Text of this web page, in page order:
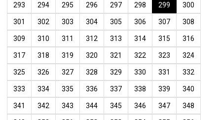
293 294 295 296 297 298 299 300
301 302 303 304 305 306 307 308
309 310 311 312 313 314 315 316
317 318 319 320 321 322 323 324
325 326 327 328 329 330 331 332
333 334 335 336 337 338 339 340
341 342 343 344 345 346 347 348